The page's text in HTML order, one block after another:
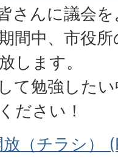
さんに議会
間中、市役
します。
て勉強した
ださい！
（チラシ）